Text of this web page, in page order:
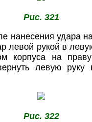
Рис. 321
нанесения удара
левой рукой в
корпуса на
левую
Рис. 322